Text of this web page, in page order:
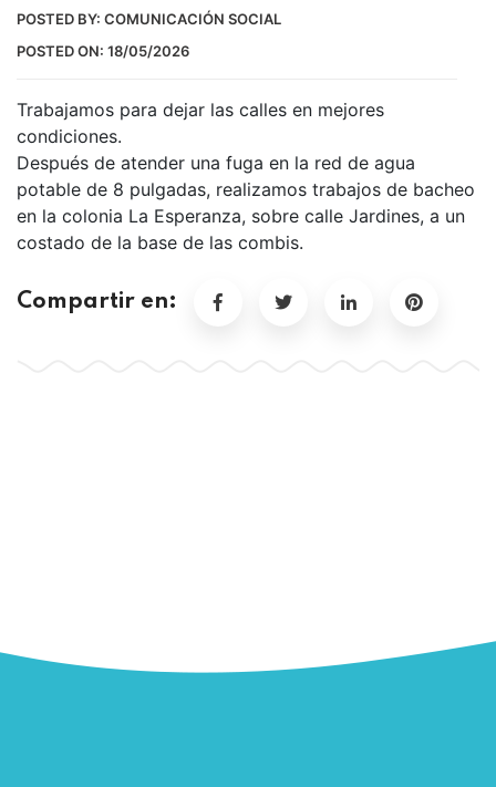
POSTED BY: COMUNICACIÓN SOCIAL
POSTED ON: 18/05/2026
Trabajamos para dejar las calles en mejores
condiciones.
Después de atender una fuga en la red de agua
potable de 8 pulgadas, realizamos trabajos de bacheo
en la colonia La Esperanza, sobre calle Jardines, a un
costado de la base de las combis.
Compartir en: